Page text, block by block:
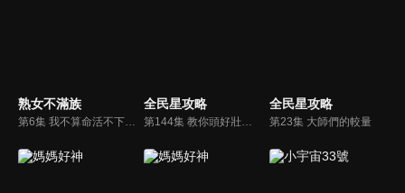
熟女不滿族 全民星攻略
第144集 教你頭好壯壯的專家
全民星攻略
第23集 大師們的較量